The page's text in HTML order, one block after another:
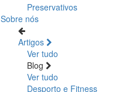
Preservativos
Sobre nós
Artigos
Ver tudo
Blog
Ver tudo
Desporto e Fitness